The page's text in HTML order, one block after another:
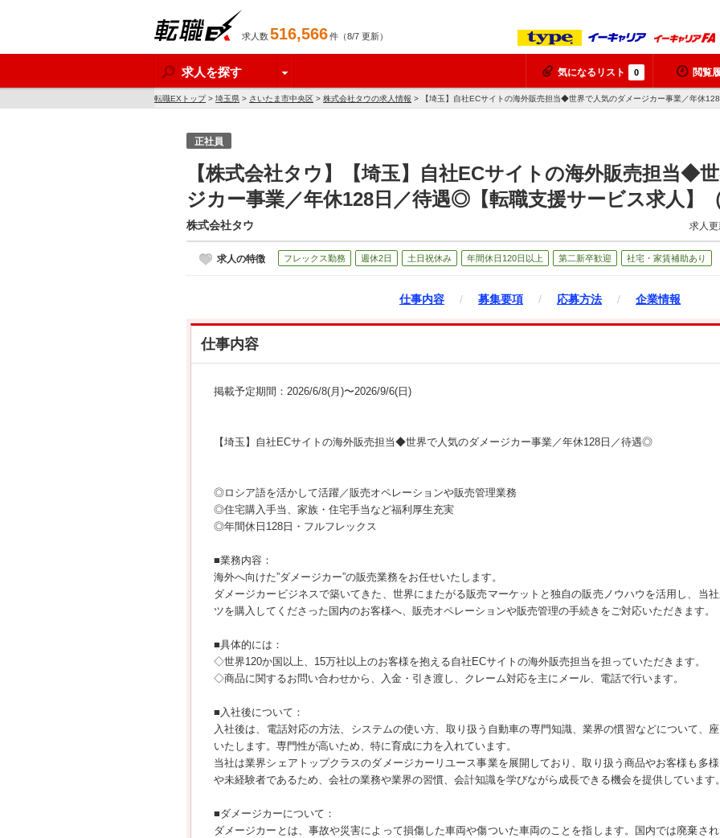
求人数516,566件（8/7 更新）
求人を探す 気になるリスト 0 閲覧
転職EXトップ> 埼玉県 > さいたま市中央区 > 株式会社タウの求人情報 > 【埼玉】自社ECサイトの海外販売担当◆世界で人気のダメージカー事業／年休
正社員
【株式会社タウ】【埼玉】自社ECサイトの海外販売担当◆
ジカー事業／年休128日／待遇◎【転職支援サービス求人】（
株式会社タウ 求人
求人の特徴 フレックス勤務 週休2日 土日祝休み 年間休日120日以上 第二新卒歓迎 社宅・家賃補助あり
仕事内容 / 募集要項 / 応募方法 / 企業情報
仕事内容
掲載予定期間：2026/6/8(月)〜2026/9/6(日)
【埼玉】自社ECサイトの海外販売担当◆世界で人気のダメージカー事業／年休128日／待遇◎
◎ロシア語を活かして活躍／販売オペレーションや販売管理業務
◎住宅購入手当、家族・住宅手当など福利厚生充実
◎年間休日128日・フルフレックス
■業務内容：
海外へ向けた”ダメージカー”の販売業務をお任せいたします。
ダメージカービジネスで築いてきた、世界にまたがる販売マーケットと独自の販売ノウハウを活用し、当
ツを購入してくださった国内のお客様へ、販売オペレーションや販売管理の手続きをご対応いただきます。
■具体的には：
◇世界120か国以上、15万社以上のお客様を抱える自社ECサイトの海外販売担当を担っていただきます。
◇商品に関するお問い合わせから、入金・引き渡し、クレーム対応を主にメール、電話で行います。
■入社後について：
入社後は、電話対応の方法、システムの使い方、取り扱う自動車の専門知識、業界の慣習などについて、
いたします。専門性が高いため、特に育成に力を入れています。
当社は業界シェアトップクラスのダメージカーリユース事業を展開しており、取り扱う商品やお客様も多
や未経験者であるため、会社の業務や業界の習慣、会計知識を学びながら成長できる機会を提供しています。
■ダメージカーについて：
ダメージカーとは、事故や災害によって損傷した車両や傷ついた車両のことを指します。国内では廃棄さ